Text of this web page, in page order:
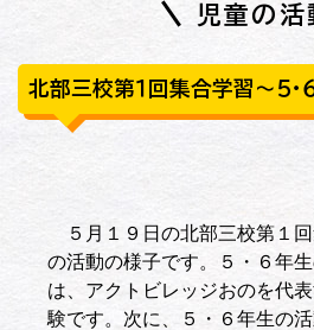
児童の活
北部三校第１回集合学習～５・
５月１９日の北部三校第１
の活動の様子です。５・６年
は、アクトビレッジおのを代
験です。次に、５・６年生の